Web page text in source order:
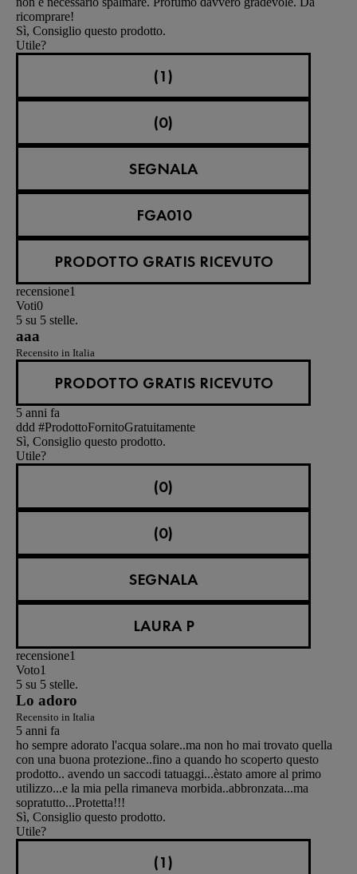
ricomprare!
Sì, Consiglio questo prodotto.
Utile?
(1)
(0)
SEGNALA
FGA010
PRODOTTO GRATIS RICEVUTO
recensione1
Voti0
5 su 5 stelle.
aaa
Recensito in Italia
PRODOTTO GRATIS RICEVUTO
5 anni fa
ddd #ProdottoFornitoGratuitamente
Sì, Consiglio questo prodotto.
Utile?
(0)
(0)
SEGNALA
LAURA P
recensione1
Voto1
5 su 5 stelle.
Lo adoro
Recensito in Italia
5 anni fa
ho sempre adorato l'acqua solare..ma non ho mai trovato quella
con una buona protezione..fino a quando ho scoperto questo
prodotto.. avendo un saccodi tatuaggi...èstato amore al primo
utilizzo...e la mia pella rimaneva morbida..abbronzata...ma
sopratutto...Protetta!!!
Sì, Consiglio questo prodotto.
Utile?
(1)